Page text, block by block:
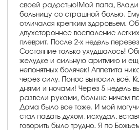
своей радостью!Мой папа,
больницу со страшной болью.
отличался крепким здоровьем.
двухстороннее воспаление
плеврит. После 2-х недель
Состояние только ухудшалось!
желудке и сильную аритмию и
непонятных болячек! Аппетита
через силу. Понос выносил всё.
днями и ночами! Через 5 недель
развели руками, больше ничем
Дома было все тоже. И мой
стал падать духом, исхудал,
говорить было трудно. Я по